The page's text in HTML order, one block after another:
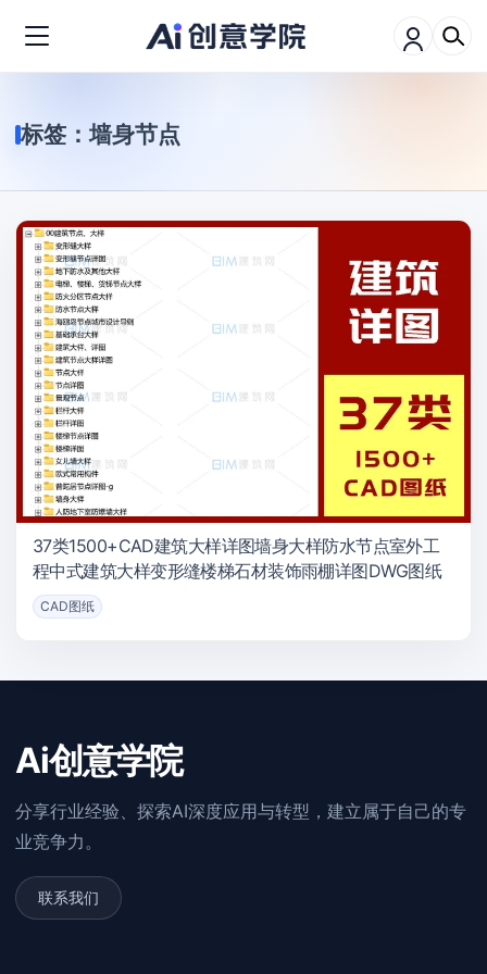
标签：墙身节点
37类1500+CAD建筑大样详图墙身大样防水节点室外工
程中式建筑大样变形缝楼梯石材装饰雨棚详图DWG图纸
CAD图纸
Ai创意学院
分享行业经验、探索AI深度应用与转型，建立属于自己的专
业竞争力。
联系我们